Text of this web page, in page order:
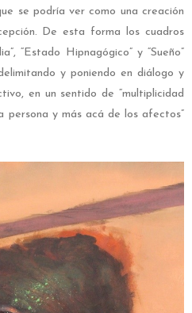
se podría ver como una creación
De esta forma los cuadros
“Estado Hipnagógico” y “Sueño”
y poniendo en diálogo y
en un sentido de “multiplicidad
persona y más acá de los afectos”